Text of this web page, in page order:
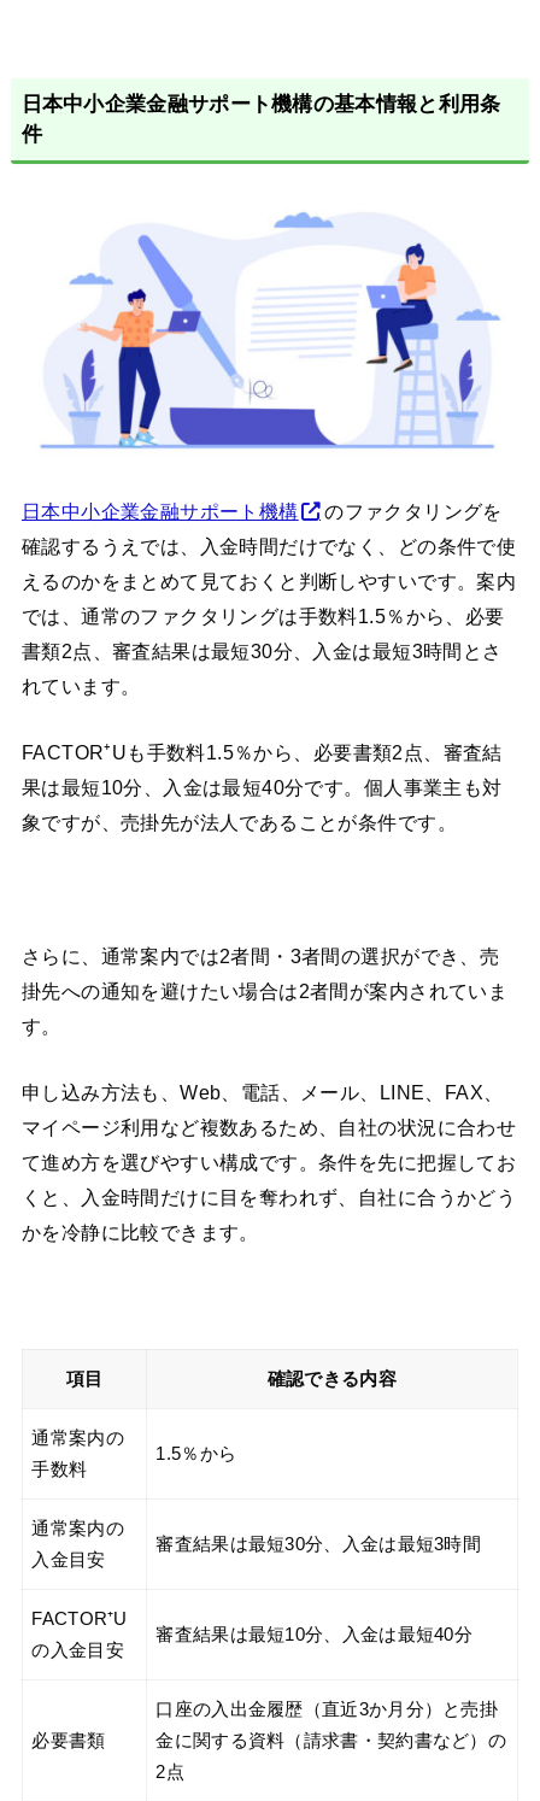
日本中小企業金融サポート機構の基本情報と利用条
件
日本中小企業金融サポート機構
のファクタリングを
確認するうえでは、入金時間だけでなく、どの条件で使
えるのかをまとめて見ておくと判断しやすいです。案内
では、通常のファクタリングは手数料1.5％から、必要
書類2点、審査結果は最短30分、入金は最短3時間とさ
れています。
FACTOR⁺Uも手数料1.5％から、必要書類2点、審査結
果は最短10分、入金は最短40分です。個人事業主も対
象ですが、売掛先が法人であることが条件です。
さらに、通常案内では2者間・3者間の選択ができ、売
掛先への通知を避けたい場合は2者間が案内されていま
す。
申し込み方法も、Web、電話、メール、LINE、FAX、
マイページ利用など複数あるため、自社の状況に合わせ
て進め方を選びやすい構成です。条件を先に把握してお
くと、入金時間だけに目を奪われず、自社に合うかどう
かを冷静に比較できます。
項目 確認できる内容
通常案内の
手数料
1.5％から
通常案内の
入金目安
審査結果は最短30分、入金は最短3時間
FACTOR⁺U
の入金目安
審査結果は最短10分、入金は最短40分
必要書類
口座の入出金履歴（直近3か月分）と売掛
金に関する資料（請求書・契約書など）の
2点